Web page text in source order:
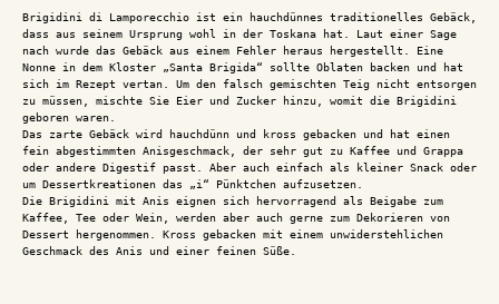
Brigidini di Lamporecchio ist ein hauchdünnes traditionelles Gebäck,
dass aus seinem Ursprung wohl in der Toskana hat. Laut einer Sage
nach wurde das Gebäck aus einem Fehler heraus hergestellt. Eine
Nonne in dem Kloster „Santa Brigida“ sollte Oblaten backen und hat
sich im Rezept vertan. Um den falsch gemischten Teig nicht entsorgen
zu müssen, mischte Sie Eier und Zucker hinzu, womit die Brigidini
geboren waren.
Das zarte Gebäck wird hauchdünn und kross gebacken und hat einen
fein abgestimmten Anisgeschmack, der sehr gut zu Kaffee und Grappa
oder andere Digestif passt. Aber auch einfach als kleiner Snack oder
um Dessertkreationen das „i“ Pünktchen aufzusetzen.
Die Brigidini mit Anis eignen sich hervorragend als Beigabe zum
Kaffee, Tee oder Wein, werden aber auch gerne zum Dekorieren von
Dessert hergenommen. Kross gebacken mit einem unwiderstehlichen
Geschmack des Anis und einer feinen Süße.